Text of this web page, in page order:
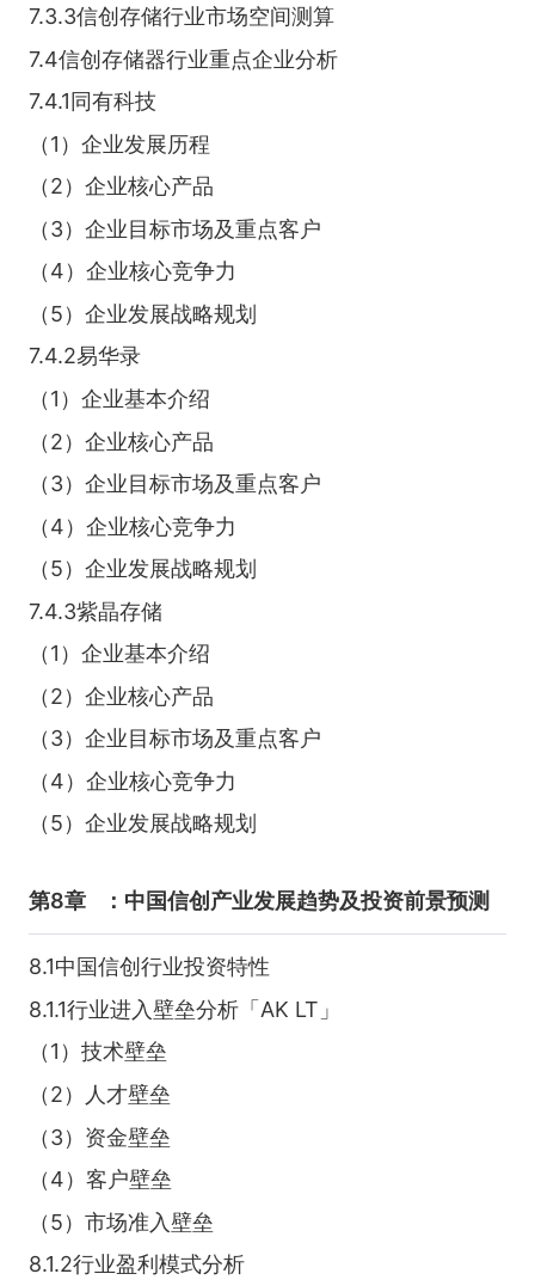
7.3.3信创存储行业市场空间测算
7.4信创存储器行业重点企业分析
7.4.1同有科技
（1）企业发展历程
（2）企业核心产品
（3）企业目标市场及重点客户
（4）企业核心竞争力
（5）企业发展战略规划
7.4.2易华录
（1）企业基本介绍
（2）企业核心产品
（3）企业目标市场及重点客户
（4）企业核心竞争力
（5）企业发展战略规划
7.4.3紫晶存储
（1）企业基本介绍
（2）企业核心产品
（3）企业目标市场及重点客户
（4）企业核心竞争力
（5）企业发展战略规划
第8章 ：中国信创产业发展趋势及投资前景预测
8.1中国信创行业投资特性
8.1.1行业进入壁垒分析「AK LT」
（1）技术壁垒
（2）人才壁垒
（3）资金壁垒
（4）客户壁垒
（5）市场准入壁垒
8.1.2行业盈利模式分析